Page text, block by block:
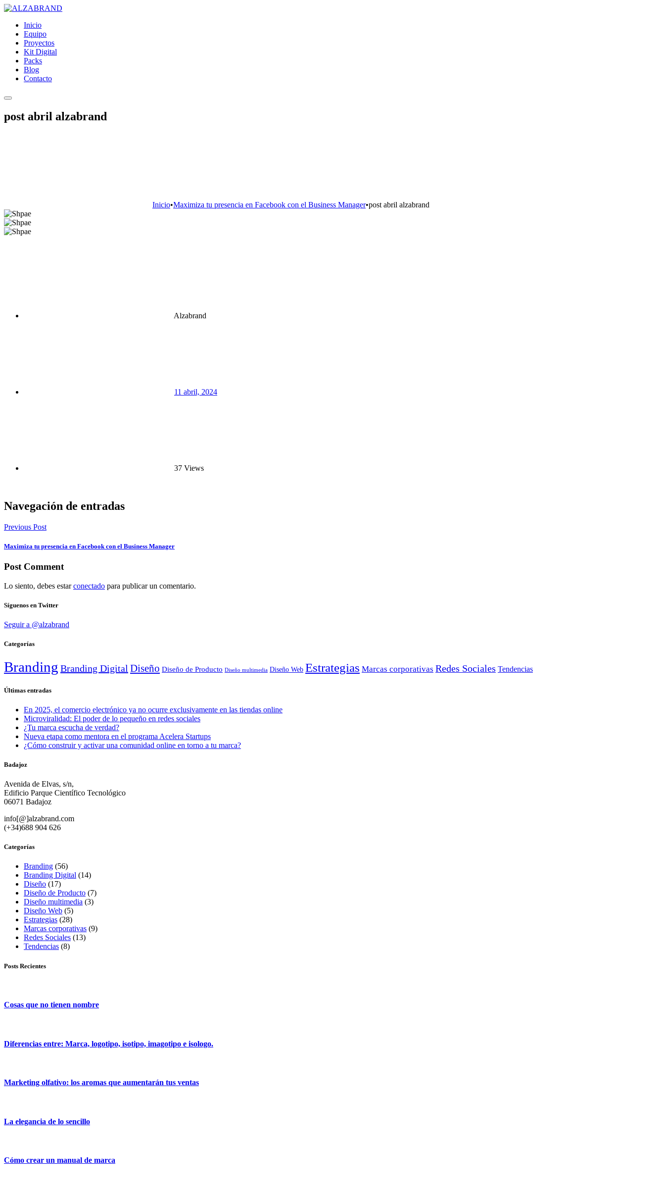
Inicio
Equipo
Proyectos
Kit Digital
Packs
Blog
Contacto
post abril alzabrand
Inicio•Maximiza tu presencia en Facebook con el Business Manager•post abril alzabrand
Alzabrand
11 abril, 2024
37 Views
Navegación de entradas
Previous Post
Maximiza tu presencia en Facebook con el Business Manager
Post Comment
Lo siento, debes estarconectado para publicar un comentario.
Síguenos en Twitter
Seguir a @alzabrand
Categorías
Branding Branding Digital Diseño Diseño de Producto Diseño multimedia Diseño Web Estrategias Marcas corporativas Redes Sociales Tendencias
Últimas entradas
En 2025, el comercio electrónico ya no ocurre exclusivamente en las tiendas online
Microviralidad: El poder de lo pequeño en redes sociales
¿Tu marca escucha de verdad?
Nueva etapa como mentora en el programa Acelera Startups
¿Cómo construir y activar una comunidad online en torno a tu marca?
Badajoz
Avenida de Elvas, s/n,
Edificio Parque Científico Tecnológico
06071 Badajoz
info[@]alzabrand.com
(+34)688 904 626
Categorías
Branding (56)
Branding Digital (14)
Diseño (17)
Diseño de Producto (7)
Diseño multimedia (3)
Diseño Web (5)
Estrategias (28)
Marcas corporativas (9)
Redes Sociales (13)
Tendencias (8)
Posts Recientes
Cosas que no tienen nombre
Diferencias entre: Marca, logotipo, isotipo, imagotipo e isologo.
Marketing olfativo: los aromas que aumentarán tus ventas
La elegancia de lo sencillo
Cómo crear un manual de marca